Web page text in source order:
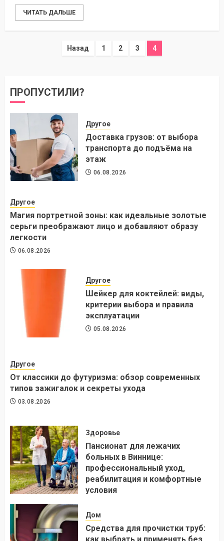
ЧИТАТЬ ДАЛЬШЕ
Пагинация
Назад 1 2 3 4
ПРОПУСТИЛИ?
Другое
Доставка грузов: от выбора
транспорта до подъёма на
этаж
06.08.2026
Другое
Магия портретной зоны: как идеальные золотые
серьги преображают лицо и добавляют образу
легкости
06.08.2026
Другое
Шейкер для коктейлей: виды,
критерии выбора и правила
эксплуатации
05.08.2026
Другое
От классики до футуризма: обзор современных
типов зажигалок и секреты ухода
03.08.2026
Здоровье
Пансионат для лежачих
больных в Виннице:
профессиональный уход,
реабилитация и комфортные
условия
Дом
Средства для прочистки труб:
как выбрать и применять без